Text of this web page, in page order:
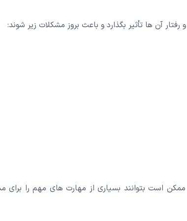
آن ها تأثیر بگذارد و باعث بروز مشکلات زیر شوند:
است بتوانند بسیاری از مهارت های مهم را برای